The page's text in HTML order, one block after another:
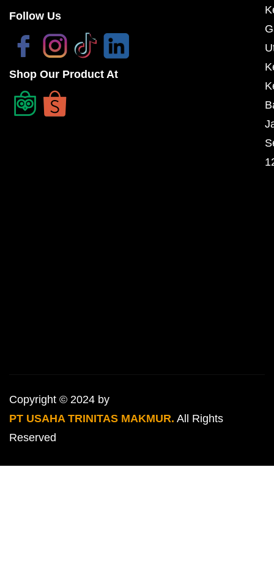
Follow Us
Shop Our Product At
Copyright © 2024 by
PT USAHA TRINITAS MAKMUR. All Rights
Reserved